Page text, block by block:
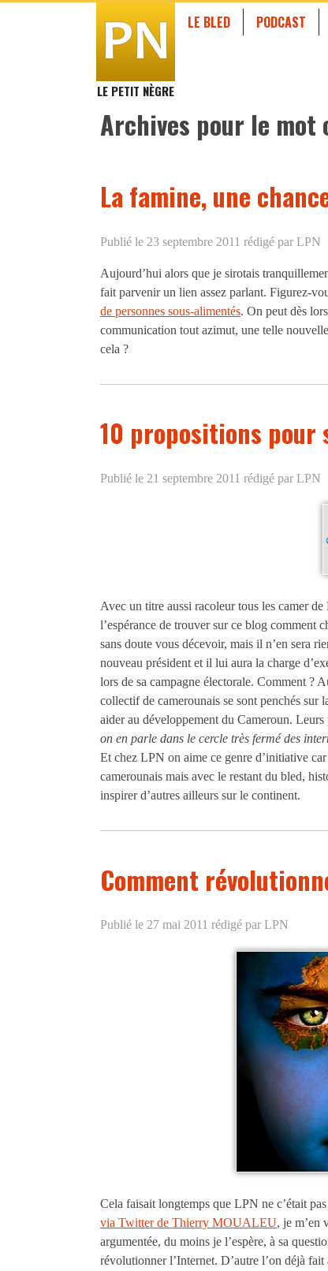
LE PETIT NÈGRE
LE BLED PODCAST
Archives pour le mot
La famine, une
Publié le 23 septembre 2011 rédigé par LPN
Aujourd’hui alors que je sirotais
fait parvenir un lien assez parlant. Figurez-
de personnes sous-alimentés. On peut dès
communication tout azimut, une telle
cela ?
10 propositions pour
Publié le 21 septembre 2011 rédigé par LPN
Avec un titre aussi racoleur tous les camer
l’espérance de trouver sur ce blog comment
sans doute vous décevoir, mais il n’en sera
nouveau président et il lui aura la charge
lors de sa campagne électorale. Comment ?
collectif de camerounais se sont penchés sur
aider au développement du Cameroun.
on en parle dans le cercle très fermé des
Et chez LPN on aime ce genre d’initiative
camerounais mais avec le restant du bled,
inspirer d’autres ailleurs sur le continent.
Comment
Publié le 27 mai 2011 rédigé par LPN
Cela faisait longtemps que LPN ne c’était
via Twitter de Thierry MOUALEU, je m’en
argumentée, du moins je l’espère, à sa
révolutionner l’Internet. D’autre l’on déjà